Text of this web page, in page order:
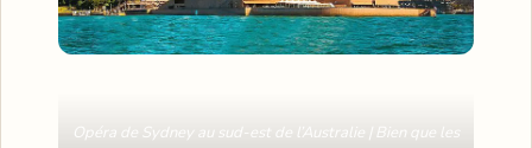
Opéra de Sydney au sud-est de l’Australie | Bien que les